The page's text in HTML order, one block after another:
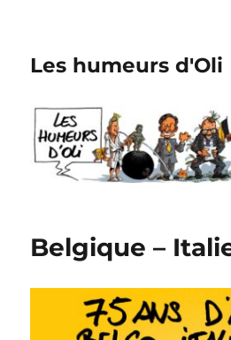
Les humeurs d'Oli
Belgique –